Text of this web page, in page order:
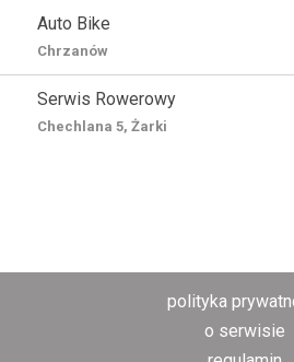
Auto Bike
Chrzanów
Serwis Rowerowy
Chechlana 5, Żarki
polityka
o serwisie